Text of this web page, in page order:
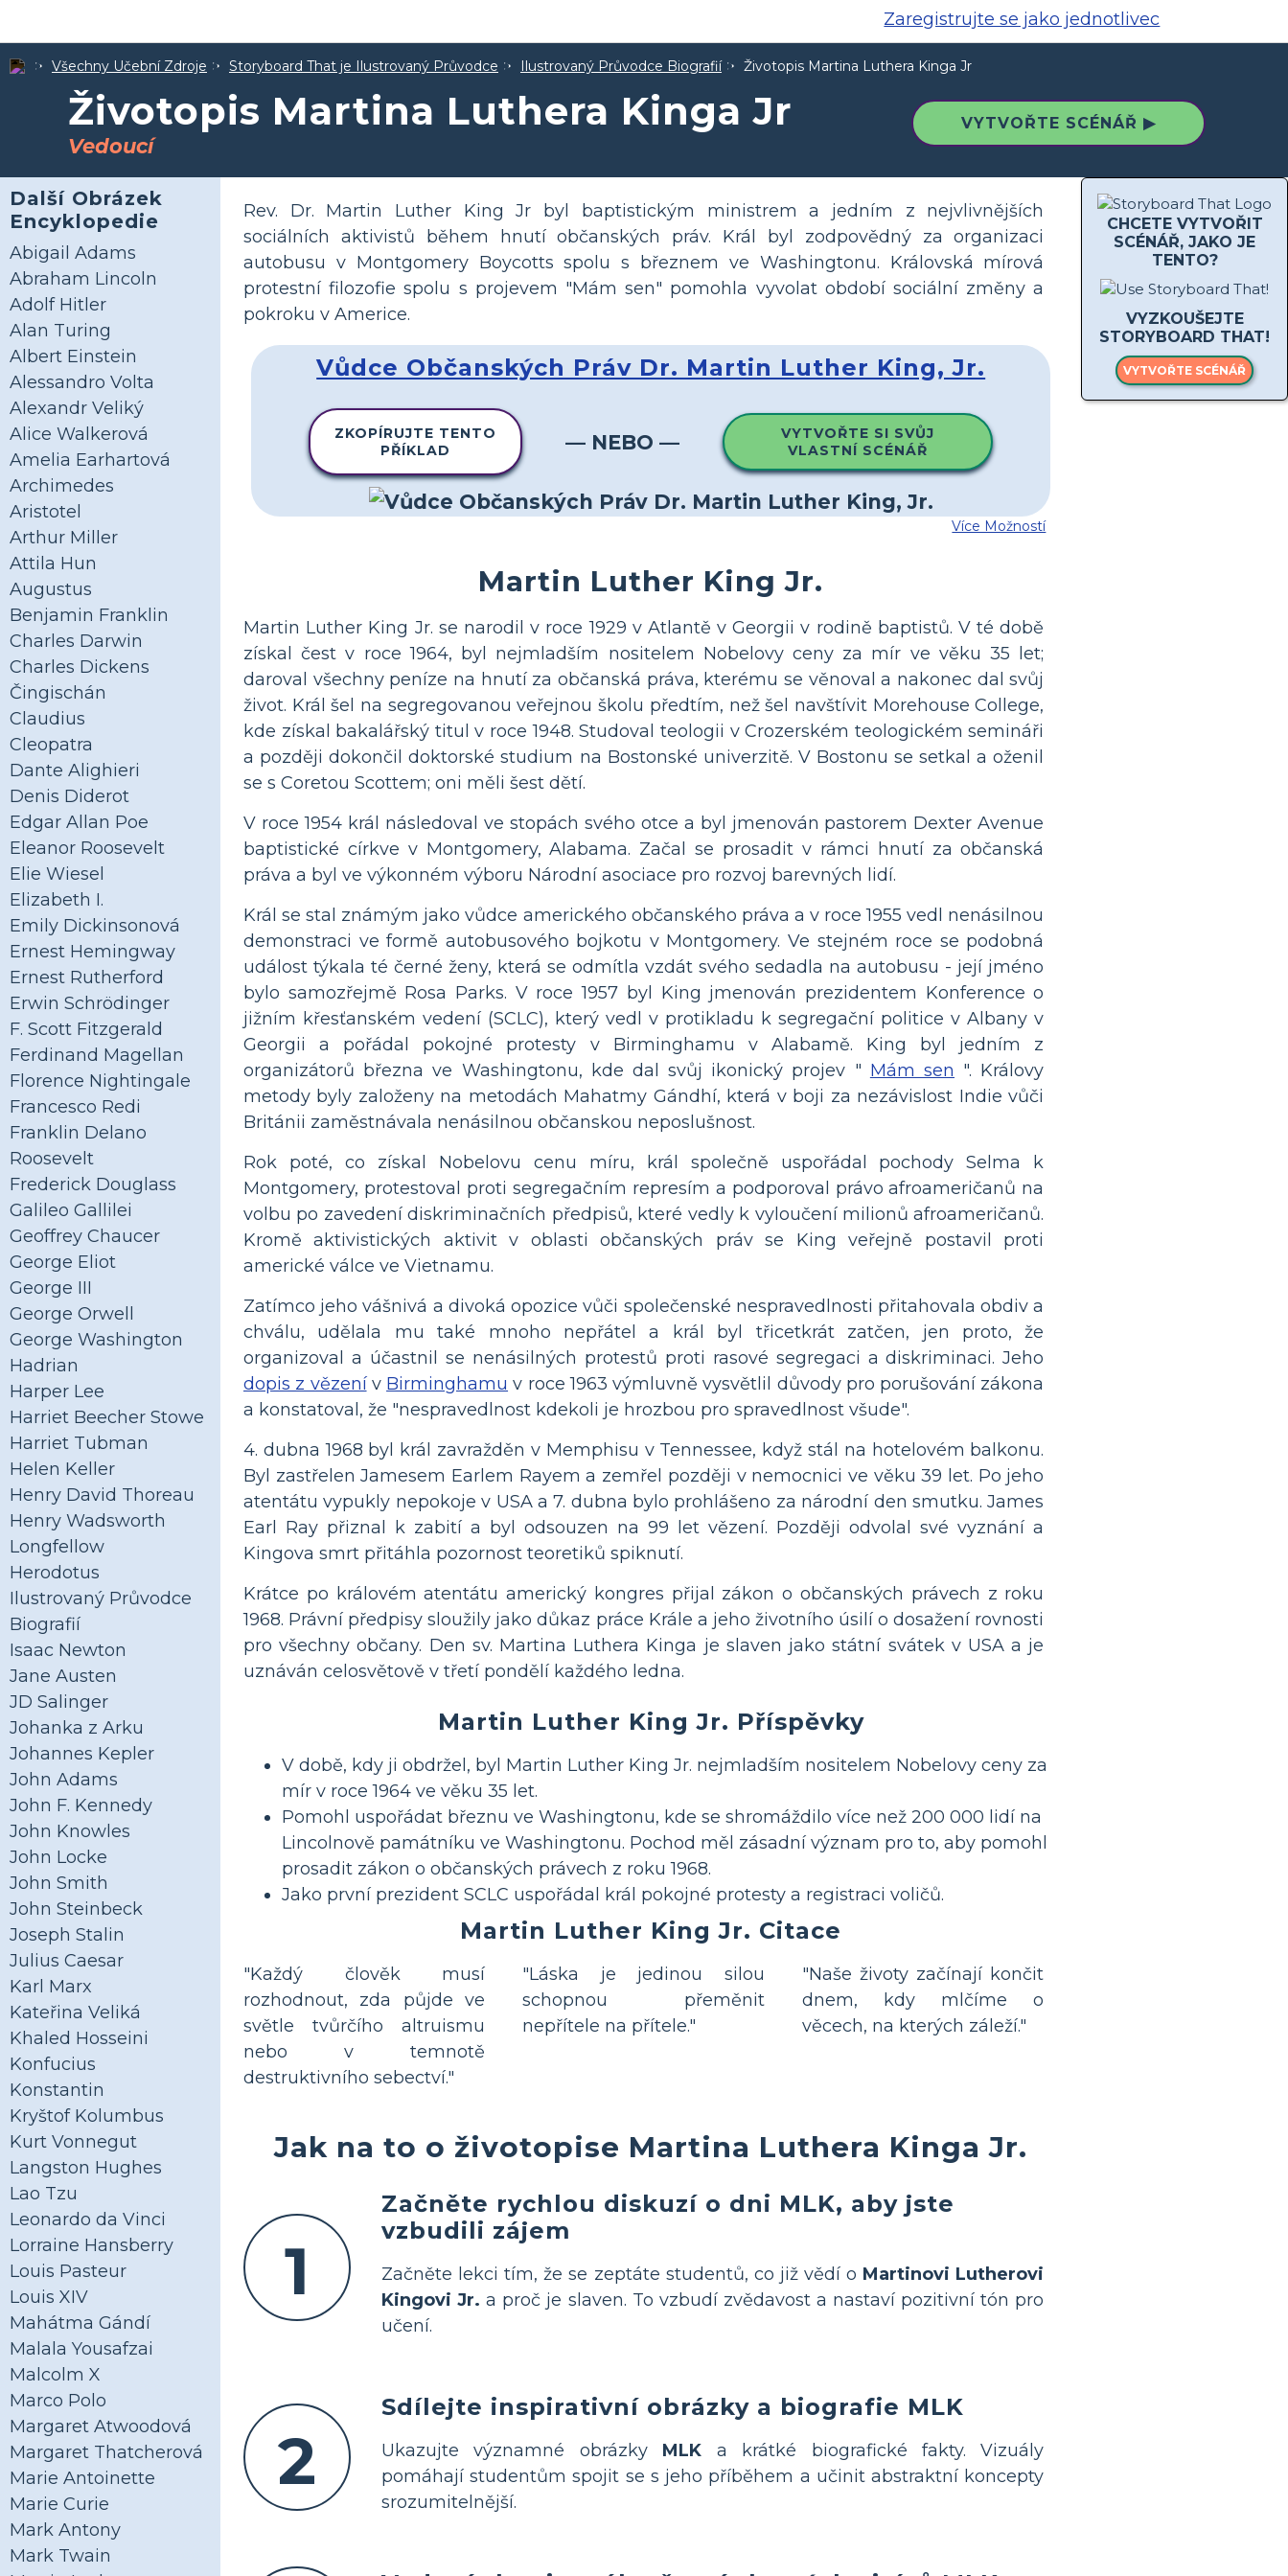
Zaregistrujte se jako jednotlivec
Všechny Učební Zdroje Storyboard That je Ilustrovaný Průvodce Ilustrovaný Průvodce Biografií Životopis Martina Luthera Kinga Jr
Životopis Martina Luthera Kinga Jr
Vedoucí
VYTVOŘTE SCÉNÁŘ ▶
Další Obrázek
Encyklopedie
Abigail Adams
Abraham Lincoln
Adolf Hitler
Alan Turing
Albert Einstein
Alessandro Volta
Alexandr Veliký
Alice Walkerová
Amelia Earhartová
Archimedes
Aristotel
Arthur Miller
Attila Hun
Augustus
Benjamin Franklin
Charles Darwin
Charles Dickens
Čingischán
Claudius
Cleopatra
Dante Alighieri
Denis Diderot
Edgar Allan Poe
Eleanor Roosevelt
Elie Wiesel
Elizabeth I.
Emily Dickinsonová
Ernest Hemingway
Ernest Rutherford
Erwin Schrödinger
F. Scott Fitzgerald
Ferdinand Magellan
Florence Nightingale
Francesco Redi
Franklin Delano
Roosevelt
Frederick Douglass
Galileo Gallilei
Geoffrey Chaucer
George Eliot
George III
George Orwell
George Washington
Hadrian
Harper Lee
Harriet Beecher Stowe
Harriet Tubman
Helen Keller
Henry David Thoreau
Henry Wadsworth
Longfellow
Herodotus
Ilustrovaný Průvodce
Biografií
Isaac Newton
Jane Austen
JD Salinger
Johanka z Arku
Johannes Kepler
John Adams
John F. Kennedy
John Knowles
John Locke
John Smith
John Steinbeck
Joseph Stalin
Julius Caesar
Karl Marx
Kateřina Veliká
Khaled Hosseini
Konfucius
Konstantin
Kryštof Kolumbus
Kurt Vonnegut
Langston Hughes
Lao Tzu
Leonardo da Vinci
Lorraine Hansberry
Louis Pasteur
Louis XIV
Mahátma Gándí
Malala Yousafzai
Malcolm X
Marco Polo
Margaret Atwoodová
Margaret Thatcherová
Marie Antoinette
Marie Curie
Mark Antony
Mark Twain
CHCETE VYTVOŘIT
SCÉNÁŘ, JAKO JE
TENTO?
VYZKOUŠEJTE
STORYBOARD THAT!
VYTVOŘTE SCÉNÁŘ
Rev. Dr. Martin Luther King Jr byl baptistickým ministrem a jedním z nejvlivnějších
sociálních aktivistů během hnutí občanských práv. Král byl zodpovědný za organizaci
autobusu v Montgomery Boycotts spolu s březnem ve Washingtonu. Královská mírová
protestní filozofie spolu s projevem "Mám sen" pomohla vyvolat období sociální změny a
pokroku v Americe.
Vůdce Občanských Práv Dr. Martin Luther King, Jr.
ZKOPÍRUJTE TENTO
PŘÍKLAD
— NEBO —
VYTVOŘTE SI SVŮJ
VLASTNÍ SCÉNÁŘ
Více Možností
Martin Luther King Jr.
Martin Luther King Jr. se narodil v roce 1929 v Atlantě v Georgii v rodině baptistů. V té době
získal čest v roce 1964, byl nejmladším nositelem Nobelovy ceny za mír ve věku 35 let;
daroval všechny peníze na hnutí za občanská práva, kterému se věnoval a nakonec dal svůj
život. Král šel na segregovanou veřejnou školu předtím, než šel navštívit Morehouse College,
kde získal bakalářský titul v roce 1948. Studoval teologii v Crozerském teologickém semináři
a později dokončil doktorské studium na Bostonské univerzitě. V Bostonu se setkal a oženil
se s Coretou Scottem; oni měli šest dětí.
V roce 1954 král následoval ve stopách svého otce a byl jmenován pastorem Dexter Avenue
baptistické církve v Montgomery, Alabama. Začal se prosadit v rámci hnutí za občanská
práva a byl ve výkonném výboru Národní asociace pro rozvoj barevných lidí.
Král se stal známým jako vůdce amerického občanského práva a v roce 1955 vedl nenásilnou
demonstraci ve formě autobusového bojkotu v Montgomery. Ve stejném roce se podobná
událost týkala té černé ženy, která se odmítla vzdát svého sedadla na autobusu - její jméno
bylo samozřejmě Rosa Parks. V roce 1957 byl King jmenován prezidentem Konference o
jižním křesťanském vedení (SCLC), který vedl v protikladu k segregační politice v Albany v
Georgii a pořádal pokojné protesty v Birminghamu v Alabamě. King byl jedním z
organizátorů března ve Washingtonu, kde dal svůj ikonický projev " Mám sen ". Královy
metody byly založeny na metodách Mahatmy Gándhí, která v boji za nezávislost Indie vůči
Británii zaměstnávala nenásilnou občanskou neposlušnost.
Rok poté, co získal Nobelovu cenu míru, král společně uspořádal pochody Selma k
Montgomery, protestoval proti segregačním represím a podporoval právo afroameričanů na
volbu po zavedení diskriminačních předpisů, které vedly k vyloučení milionů afroameričanů.
Kromě aktivistických aktivit v oblasti občanských práv se King veřejně postavil proti
americké válce ve Vietnamu.
Zatímco jeho vášnivá a divoká opozice vůči společenské nespravedlnosti přitahovala obdiv a
chválu, udělala mu také mnoho nepřátel a král byl třicetkrát zatčen, jen proto, že
organizoval a účastnil se nenásilných protestů proti rasové segregaci a diskriminaci. Jeho
dopis z vězenív Birminghamu v roce 1963 výmluvně vysvětlil důvody pro porušování zákona
a konstatoval, že "nespravedlnost kdekoli je hrozbou pro spravedlnost všude".
4. dubna 1968 byl král zavražděn v Memphisu v Tennessee, když stál na hotelovém balkonu.
Byl zastřelen Jamesem Earlem Rayem a zemřel později v nemocnici ve věku 39 let. Po jeho
atentátu vypukly nepokoje v USA a 7. dubna bylo prohlášeno za národní den smutku. James
Earl Ray přiznal k zabití a byl odsouzen na 99 let vězení. Později odvolal své vyznání a
Kingova smrt přitáhla pozornost teoretiků spiknutí.
Krátce po královém atentátu americký kongres přijal zákon o občanských právech z roku
1968. Právní předpisy sloužily jako důkaz práce Krále a jeho životního úsilí o dosažení rovnosti
pro všechny občany. Den sv. Martina Luthera Kinga je slaven jako státní svátek v USA a je
uznáván celosvětově v třetí pondělí každého ledna.
Martin Luther King Jr. Příspěvky
V době, kdy ji obdržel, byl Martin Luther King Jr. nejmladším nositelem Nobelovy ceny za
mír v roce 1964 ve věku 35 let.
Pomohl uspořádat březnu ve Washingtonu, kde se shromáždilo více než 200 000 lidí na
Lincolnově památníku ve Washingtonu. Pochod měl zásadní význam pro to, aby pomohl
prosadit zákon o občanských právech z roku 1968.
Jako první prezident SCLC uspořádal král pokojné protesty a registraci voličů.
Martin Luther King Jr. Citace
"Každý člověk musí
rozhodnout, zda půjde ve
světle tvůrčího altruismu
nebo v temnotě
destruktivního sebectví."
"Láska je jedinou silou
schopnou přeměnit
nepřítele na přítele."
"Naše životy začínají končit
dnem, kdy mlčíme o
věcech, na kterých záleží."
Jak na to o životopise Martina Luthera Kinga Jr.
1
Začněte rychlou diskuzí o dni MLK, aby jste
vzbudili zájem
Začněte lekci tím, že se zeptáte studentů, co již vědí o Martinovi Lutherovi
Kingovi Jr. a proč je slaven. To vzbudí zvědavost a nastaví pozitivní tón pro
učení.
2
Sdílejte inspirativní obrázky a biografie MLK
Ukazujte významné obrázky MLK a krátké biografické fakty. Vizuály
pomáhají studentům spojit se s jeho příběhem a učinit abstraktní koncepty
srozumitelnější.